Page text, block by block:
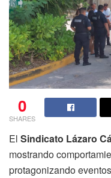
0
SHARES
El Sindicato Lázaro
mostrando
protagonizando